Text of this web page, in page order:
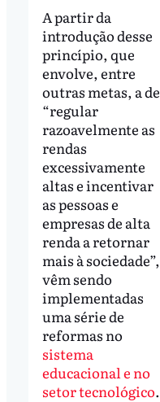
A partir da
introdução desse
princípio, que
envolve, entre
outras metas, a de
“regular
razoavelmente as
rendas
excessivamente
altas e incentivar
as pessoas e
empresas de alta
renda a retornar
mais à sociedade”,
vêm sendo
implementadas
uma série de
reformas no
sistema
educacional e no
setor tecnológico.